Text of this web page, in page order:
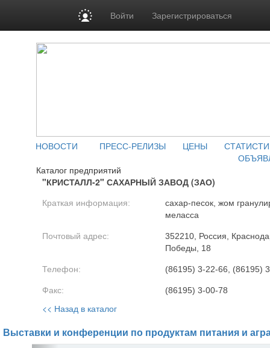
Войти Зарегистрироваться
НОВОСТИ ПРЕСС-РЕЛИЗЫ ЦЕНЫ
Каталог предприятий
"КРИСТАЛЛ-2" САХАРНЫЙ ЗАВОД (ЗАО)
Краткая информация:
сахар-песок, жом
меласса
Почтовый адрес:
352210, Россия,
Победы, 18
Телефон: (86195) 3-22-66, (86195)
Факс: (86195) 3-00-78
<< Назад в каталог
Выставки и конференции по продуктам питания и